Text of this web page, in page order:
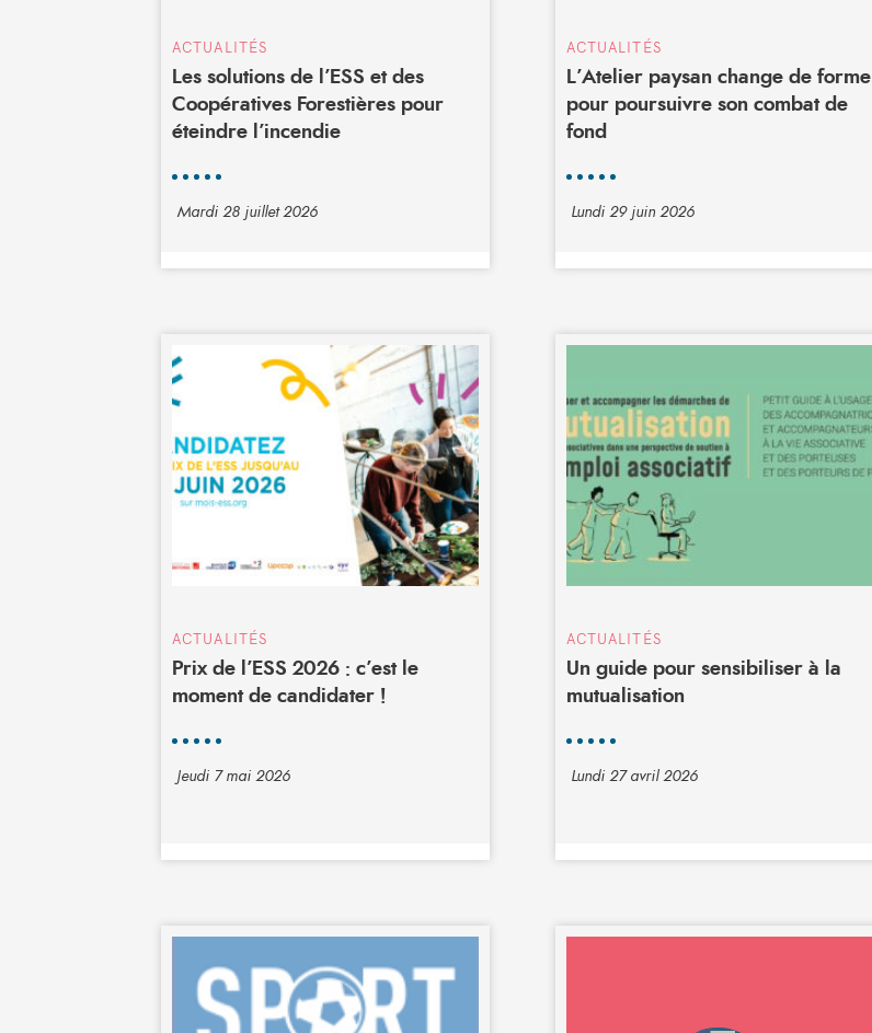
ACTUALITÉS
Les solutions de l’ESS et des
Coopératives Forestières pour
éteindre l’incendie
Mardi 28 juillet 2026
ACTUALITÉS
L’Atelier paysan change de forme
pour poursuivre son combat de
fond
Lundi 29 juin 2026
ACTUALITÉS
Prix de l’ESS 2026 : c’est le
moment de candidater !
Jeudi 7 mai 2026
ACTUALITÉS
Un guide pour sensibiliser à la
mutualisation
Lundi 27 avril 2026